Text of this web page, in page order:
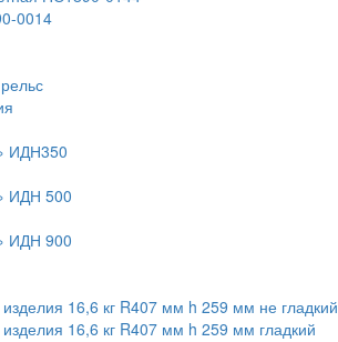
0014
ИДН350
ИДН 500
ИДН 900
16,6 кг R407 мм h 259 мм не гладкий
16,6 кг R407 мм h 259 мм гладкий